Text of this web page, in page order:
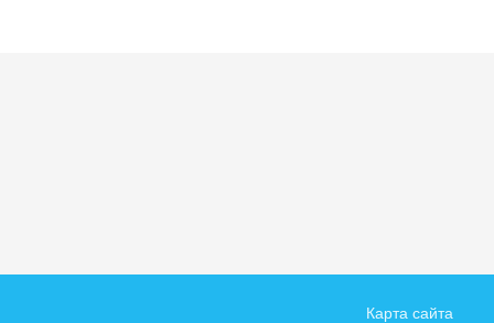
Карта сайта